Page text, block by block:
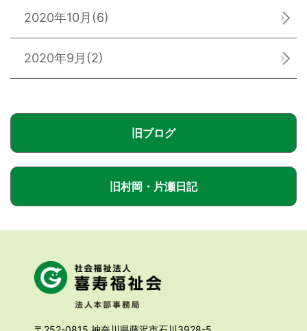
2020年10月 (6)
2020年9月 (2)
旧ブログ
旧村岡・片瀬日記